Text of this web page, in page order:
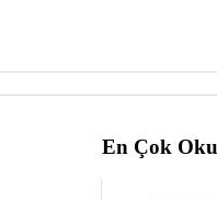
En Çok